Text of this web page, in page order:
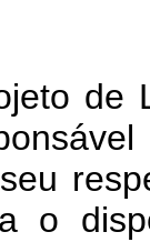
de
seu
o